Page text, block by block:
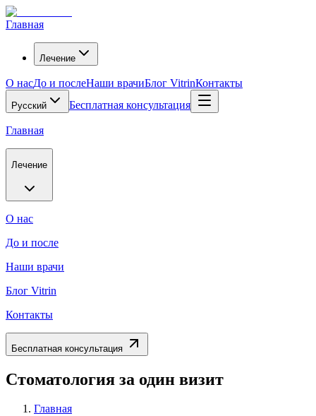
Главная
Лечение
О насДо и послеНаши врачиБлог VitrinКонтакты
Русский Бесплатная консультация
Главная
Лечение
О нас
До и после
Наши врачи
Блог Vitrin
Контакты
Бесплатная консультация
Стоматология за один визит
Главная